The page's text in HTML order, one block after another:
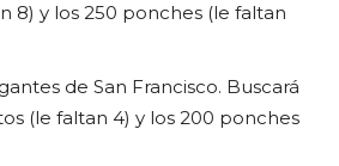
8) y los 250 ponches (le faltan
de San Francisco. Buscará
(le faltan 4) y los 200 ponches